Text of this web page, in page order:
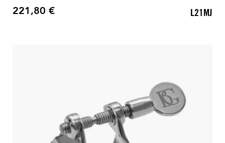
Preis
221,80 € L21MJ